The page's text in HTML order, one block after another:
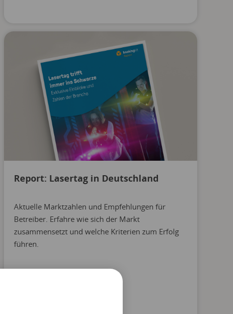
Report: Lasertag in Deutschland
Aktuelle Marktzahlen und Empfehlungen für
Betreiber. Erfahre wie sich der Markt
zusammensetzt und welche Kriterien zum Erfolg
führen.